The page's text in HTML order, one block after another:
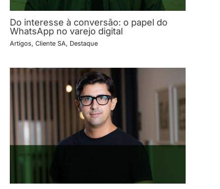
Do interesse à conversão: o papel do
WhatsApp no varejo digital
Artigos, Cliente SA, Destaque